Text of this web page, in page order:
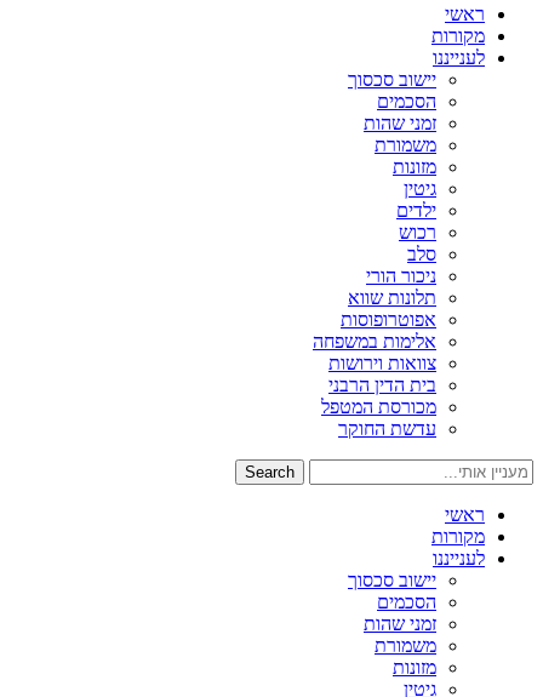
ראשי
מקורות
לענייננו
יישוב סכסוך
הסכמים
זמני שהות
משמורת
מזונות
גיטין
ילדים
רכוש
סלב
ניכור הורי
תלונות שווא
אפוטרופוסות
אלימות במשפחה
צוואות וירושות
בית הדין הרבני
מכורסת המטפל
עדשת החוקר
Search
ראשי
מקורות
לענייננו
יישוב סכסוך
הסכמים
זמני שהות
משמורת
מזונות
גיטין